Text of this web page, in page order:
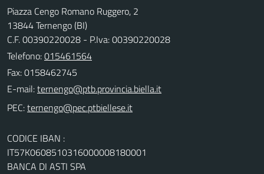
Piazza Cengo Romano Ruggero, 2
13844 Ternengo (BI)
C.F. 00390220028 - P.Iva: 00390220028
Telefono:015461564
Fax: 0158462745
E-mail:
PEC:
CODICE IBAN :
IT57K0608510316000008180001
BANCA DI ASTI SPA